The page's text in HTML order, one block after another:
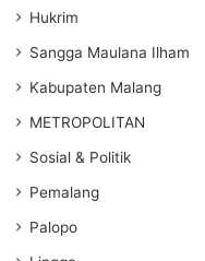
Hukrim
Sangga Maulana Ilham
Kabupaten Malang
METROPOLITAN
Sosial & Politik
Pemalang
Palopo